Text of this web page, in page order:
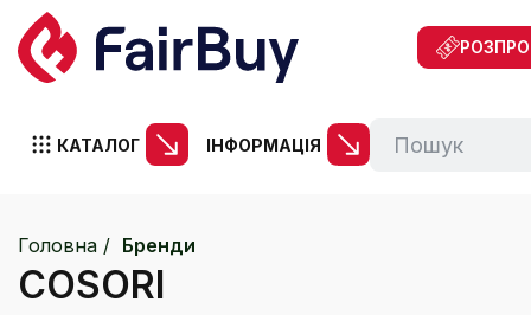
КАТАЛОГ ІНФОРМАЦІЯ
Головна Бренди
COSORI